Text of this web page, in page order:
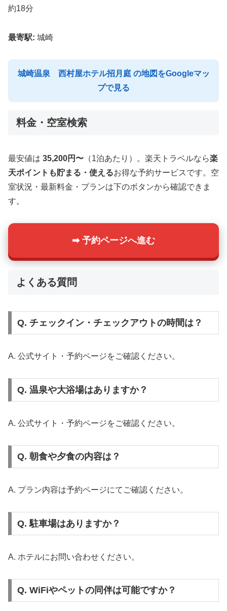
約18分
最寄駅: 城崎
城崎温泉 西村屋ホテル招月庭 の地図をGoogleマッ
プで見る
料金・空室検索
最安値は 35,200円〜 （1泊あたり）。楽天トラベルなら楽
天ポイントも貯まる・使えるお得な予約サービスです。空
室状況・最新料金・プランは下のボタンから確認できま
す。
➡ 予約ページへ進む
よくある質問
Q. チェックイン・チェックアウトの時間は？
A. 公式サイト・予約ページをご確認ください。
Q. 温泉や大浴場はありますか？
A. 公式サイト・予約ページをご確認ください。
Q. 朝食や夕食の内容は？
A. プラン内容は予約ページにてご確認ください。
Q. 駐車場はありますか？
A. ホテルにお問い合わせください。
Q. WiFiやペットの同伴は可能ですか？